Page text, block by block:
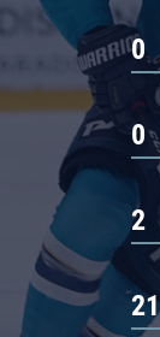
Драконы
0
0
2
21